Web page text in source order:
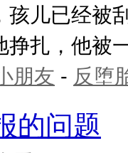
孩儿已经被
挣扎，他被
朋友 - 反堕
的问题